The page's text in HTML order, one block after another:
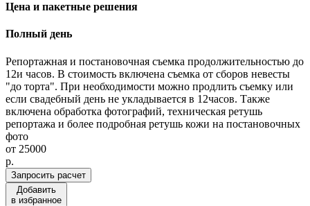
Цена и пакетные решения
Полный день
Репортажная и постановочная съемка продолжительностью до
12и часов. В стоимость включена съемка от сборов невесты
"до торта". При необходимости можно продлить съемку или
если свадебный день не укладывается в 12часов. Также
включена обработка фотографий, техническая ретушь
репортажа и более подробная ретушь кожи на постановочных
фото
от 25000
p.
Запросить расчет
Добавить
в избранное